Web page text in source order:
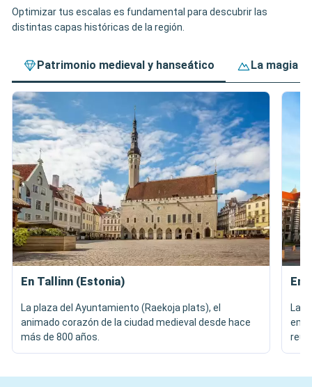
Optimizar tus escalas es fundamental para descubrir las
distintas capas históricas de la región.
Patrimonio medieval y hanseático La magia
En Tallinn (Estonia)
La plaza del Ayuntamiento (Raekoja plats), el
animado corazón de la ciudad medieval desde hace
más de 800 años.
En
La